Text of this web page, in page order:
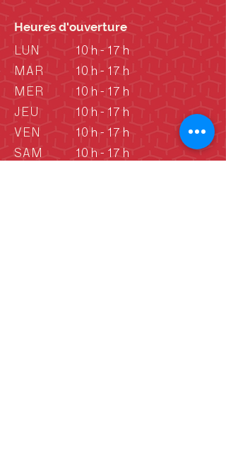
Heures d'ouverture
LUN
MAR
MER
JEU
VEN
SAM
10 h - 17 h
10 h - 17 h
10 h - 17 h
10 h - 17 h
10 h - 17 h
10 h - 17 h